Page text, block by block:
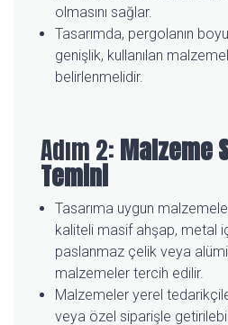
olmasını sağlar.
Tasarımda, pergolanın
genişlik, kullanılan
belirlenmelidir.
Adım 2:Malzeme
Temini
Tasarıma uygun
kaliteli masif ahşap, metal
paslanmaz çelik veya
malzemeler tercih edilir.
Malzemeler yerel
veya özel siparişle